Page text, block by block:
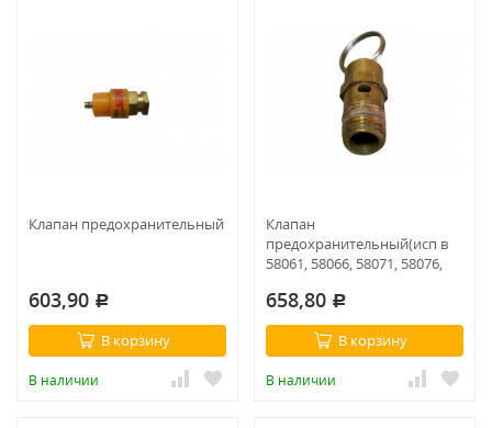
Клапан предохранительный
603,90 Р
В корзину
В наличии
Клапан
предохранительный(исп в
58061, 58066, 58071, 58076,
658,80 Р
В корзину
В наличии